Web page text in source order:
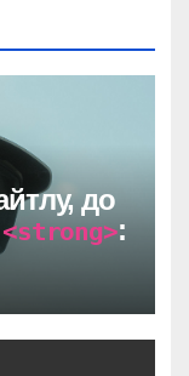
до
<strong>:
735